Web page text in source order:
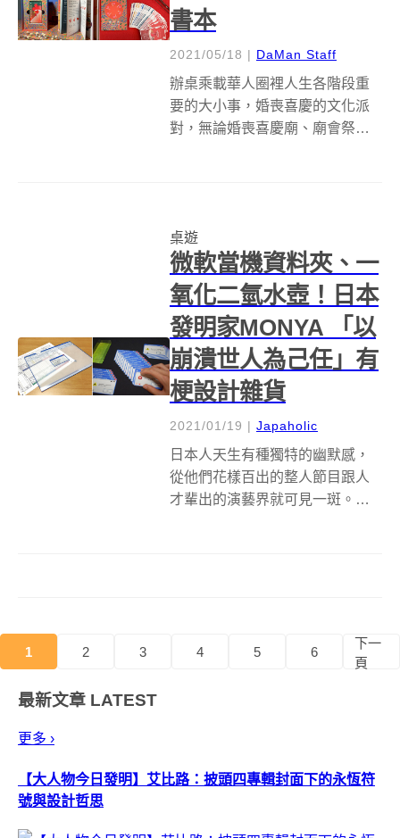
書本
2021/05/18 | DaMan Staff
辦桌乘載華人圈裡人生各階段重
要的大小事，婚喪喜慶的文化派
對，無論婚喪喜慶廟、廟會祭祀
名」，透過桌遊與一本書，打包
台灣的宴席文化，從...
桌遊
微軟當機資料夾、一
氧化二氫水壺！日本
發明家MONYA 「以
崩潰世人為己任」有
梗設計雜貨
2021/01/19 | Japaholic
日本人天生有種獨特的幽默感，
從他們花樣百出的整人節目跟人
才輩出的演藝界就可見一斑。這
1
2 3 4 5 6
下一
頁
最新文章 LATEST
更多 ›
【大人物今日發明】艾比路：披頭四專輯封面下的永恆符
號與設計哲思